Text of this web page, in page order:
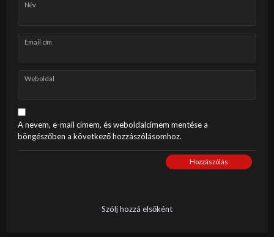
Név
Email cím
Weboldal
A nevem, e-mail címem, és weboldalcímem mentése a
böngészőben a következő hozzászólásomhoz.
Hozzászólás
Szólj hozzá elsőként